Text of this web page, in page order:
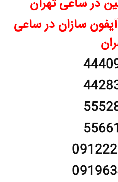
در ساعی تهران
سازان در ساعی